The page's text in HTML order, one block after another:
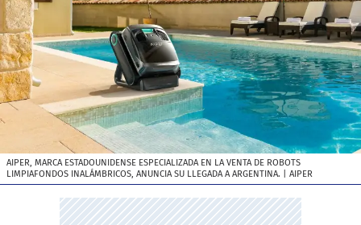
AIPER, MARCA ESTADOUNIDENSE ESPECIALIZADA EN LA VENTA DE ROBOTS
LIMPIAFONDOS INALÁMBRICOS, ANUNCIA SU LLEGADA A ARGENTINA. | AIPER